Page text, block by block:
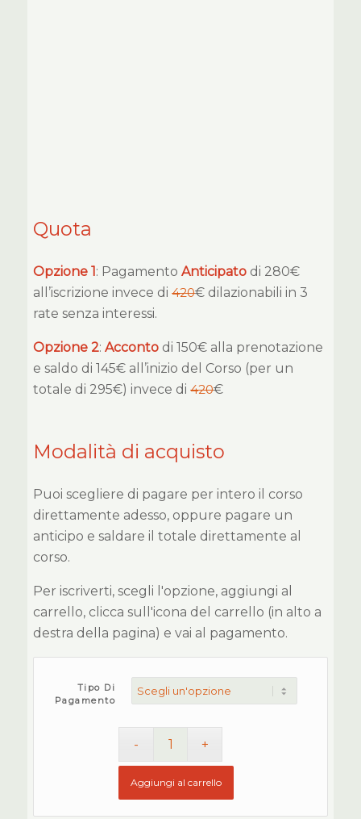
Quota
Opzione 1 : PagamentoAnticipato di 280€
all’iscrizione invece di420€ dilazionabili in 3
rate senza interessi.
Opzione 2:Acconto di 150€ alla prenotazione
e saldo di 145€ all’inizio del Corso (per un
totale di 295€) invece di420€
Modalità di acquisto
Puoi scegliere di pagare per intero il corso
direttamente adesso, oppure pagare un
anticipo e saldare il totale direttamente al
corso.
Per iscriverti, scegli l'opzione, aggiungi al
carrello, clicca sull'icona del carrello (in alto a
destra della pagina) e vai al pagamento.
Tipo Di
Pagamento
Aggiungi al carrello